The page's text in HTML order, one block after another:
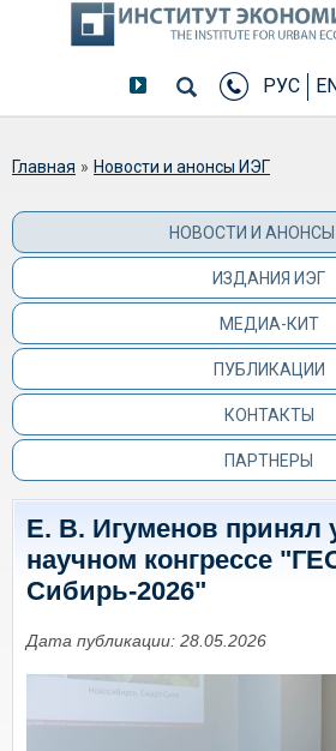
РУС
Вы здесь
Главная » Новости и анонсы ИЭГ
НОВОСТИ И АНОНСЫ
ИЗДАНИЯ ИЭГ
МЕДИА-КИТ
ПУБЛИКАЦИИ
КОНТАКТЫ
ПАРТНЕРЫ
Е. В. Игуменов принял
научном конгрессе
Сибирь-2026"
Дата публикации: 28.05.2026